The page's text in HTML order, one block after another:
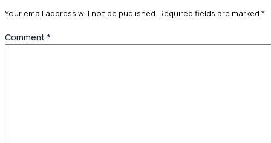
Your email address will not be published. Required fields are marked *
Comment *